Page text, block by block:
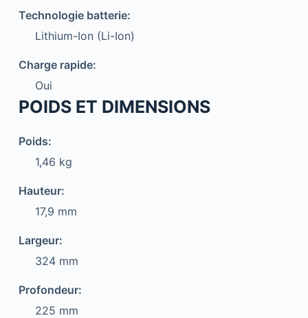
Technologie batterie:
Lithium-Ion (Li-Ion)
Charge rapide:
Oui
POIDS ET DIMENSIONS
Poids:
1,46 kg
Hauteur:
17,9 mm
Largeur:
324 mm
Profondeur:
225 mm